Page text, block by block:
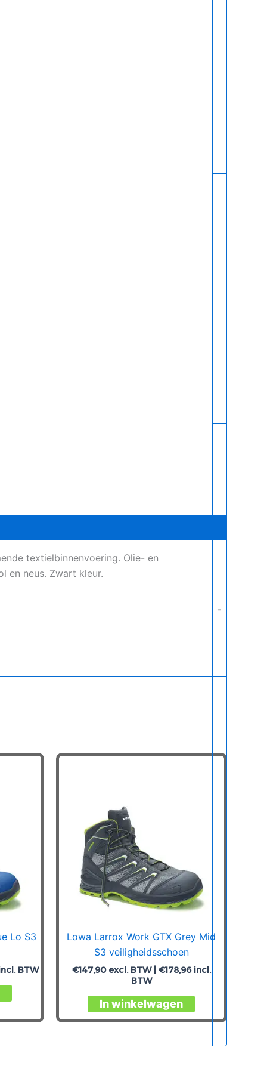
-
textielbinnenvoering. Olie- en
en neus. Zwart kleur.
Lo S3
BTW
Dit
product
heeft
Lowa Larrox Work GTX Grey Mid
S3 veiligheidsschoen
€147,90excl. BTW | €178,96incl.
BTW
In winkelwagen
Dit
product
meerdere